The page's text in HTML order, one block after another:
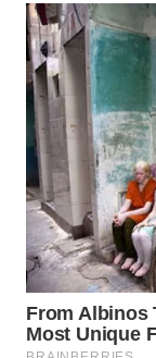
TIMUR
WN
SEMARANG
WN
SOLO
WN
BOROBUDUR
WN
MADURA